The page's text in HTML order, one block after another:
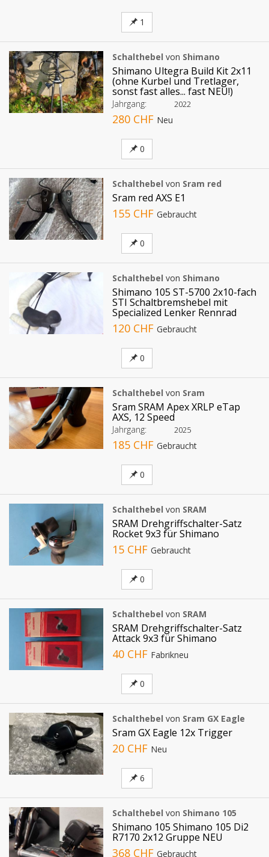
1
Schalthebel von Shimano
Shimano Ultegra Build Kit 2x11
(ohne Kurbel und Tretlager,
sonst fast alles... fast NEU!)
Jahrgang: 2022
280 CHF Neu
0
Schalthebel von Sram red
Sram red AXS E1
155 CHF Gebraucht
0
Schalthebel von Shimano
Shimano 105 ST-5700 2x10-fach
STI Schaltbremshebel mit
Specialized Lenker Rennrad
120 CHF Gebraucht
0
Schalthebel von Sram
Sram SRAM Apex XRLP eTap
AXS, 12 Speed
Jahrgang: 2025
185 CHF Gebraucht
0
Schalthebel von SRAM
SRAM Drehgriffschalter-Satz
Rocket 9x3 für Shimano
15 CHF Gebraucht
0
Schalthebel von SRAM
SRAM Drehgriffschalter-Satz
Attack 9x3 für Shimano
40 CHF Fabrikneu
0
Schalthebel von Sram GX Eagle
Sram GX Eagle 12x Trigger
20 CHF Neu
6
Schalthebel von Shimano 105
Shimano 105 Shimano 105 Di2
R7170 2x12 Gruppe NEU
368 CHF Gebraucht